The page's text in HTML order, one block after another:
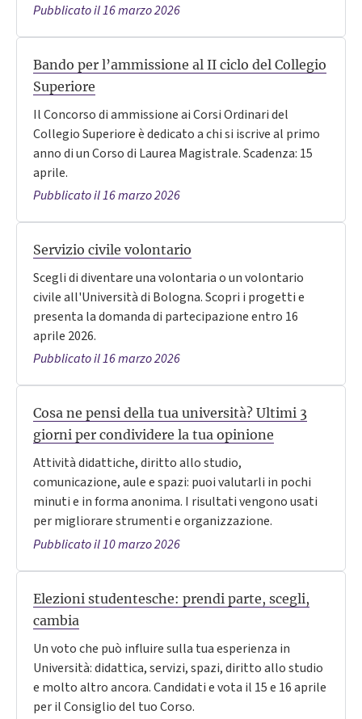
Pubblicato il 16 marzo 2026
Bando per l’ammissione al II ciclo del Collegio
Superiore
Il Concorso di ammissione ai Corsi Ordinari del
Collegio Superiore è dedicato a chi si iscrive al primo
anno di un Corso di Laurea Magistrale. Scadenza: 15
aprile.
Pubblicato il 16 marzo 2026
Servizio civile volontario
Scegli di diventare una volontaria o un volontario
civile all'Università di Bologna. Scopri i progetti e
presenta la domanda di partecipazione entro 16
aprile 2026.
Pubblicato il 16 marzo 2026
Cosa ne pensi della tua università? Ultimi 3
giorni per condividere la tua opinione
Attività didattiche, diritto allo studio,
comunicazione, aule e spazi: puoi valutarli in pochi
minuti e in forma anonima. I risultati vengono usati
per migliorare strumenti e organizzazione.
Pubblicato il 10 marzo 2026
Elezioni studentesche: prendi parte, scegli,
cambia
Un voto che può influire sulla tua esperienza in
Università: didattica, servizi, spazi, diritto allo studio
e molto altro ancora. Candidati e vota il 15 e 16 aprile
per il Consiglio del tuo Corso.